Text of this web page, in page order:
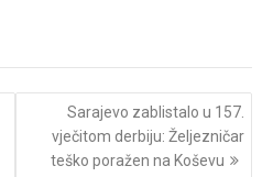
Sarajevo zablistalo u 157.
vječitom derbiju: Željezničar
teško poražen na Koševu